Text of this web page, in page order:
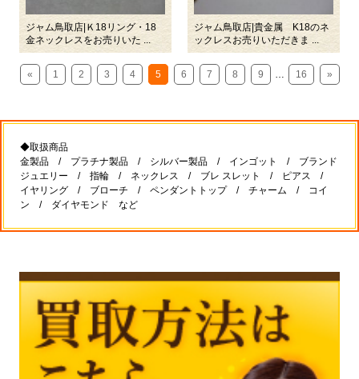
ジャム鳥取店|Ｋ18リング・18
金ネックレスをお売りいた ...
ジャム鳥取店|貴金属 K18のネ
ックレスお売りいただきま ...
« 1 2 3 4 5 6 7 8 9 16 »
◆取扱商品
金製品 / プラチナ製品 / シルバー製品 / インゴット / ブランド
ジュエリー / 指輪 / ネックレス / ブレ スレット / ピアス /
イヤリング / ブローチ / ペンダントトップ / チャーム / コイ
ン / ダイヤモンド など